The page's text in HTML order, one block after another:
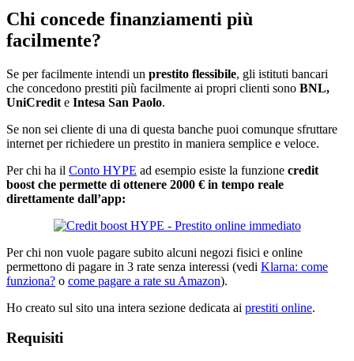
Chi concede finanziamenti più
facilmente?
Se per facilmente intendi un prestito flessibile, gli istituti bancari
che concedono prestiti più facilmente ai propri clienti sono BNL,
UniCredit e Intesa San Paolo.
Se non sei cliente di una di questa banche puoi comunque sfruttare
internet per richiedere un prestito in maniera semplice e veloce.
Per chi ha il Conto HYPE ad esempio esiste la funzione credit
boost che permette di ottenere 2000 € in tempo reale
direttamente dall’app:
Per chi non vuole pagare subito alcuni negozi fisici e online
permettono di pagare in 3 rate senza interessi (vedi Klarna: come
funziona? o come pagare a rate su Amazon).
Ho creato sul sito una intera sezione dedicata ai prestiti online.
Requisiti